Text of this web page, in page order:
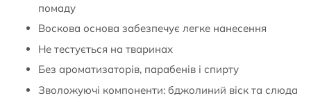
помаду
Воскова основа забезпечує легке нанесення
Не тестується на тваринах
Без ароматизаторів, парабенів і спирту
Зволожуючі компоненти: бджолиний віск та слюда